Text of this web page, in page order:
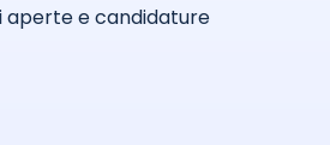
aperte e candidature